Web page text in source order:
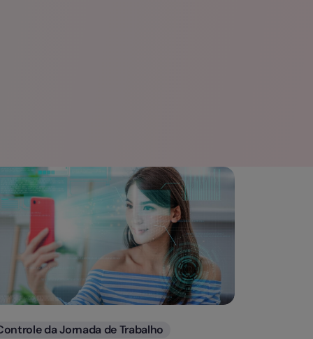
da Jornada de Trabalho